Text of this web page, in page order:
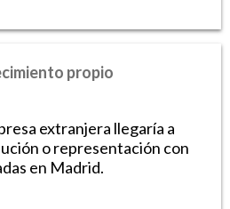
propio
extranjera llegaría a
o representación con
en Madrid.